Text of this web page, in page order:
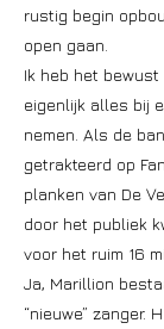
rustig begin
open gaan.
Ik heb het
eigenlijk alles bij
nemen. Als de
getrakteerd op
planken van De
door het publiek
voor het ruim 16
Ja, Marillion
“nieuwe” zanger.